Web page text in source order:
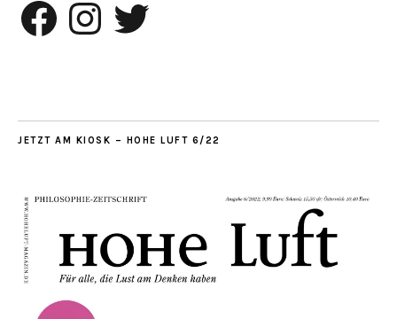
Facebook InstagramTwitter
JETZT AM KIOSK – HOHE LUFT 6/22